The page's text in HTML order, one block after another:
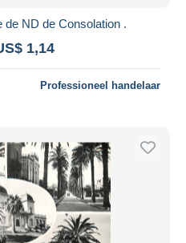
de ND de Consolation .
1,14
Professioneel handelaar